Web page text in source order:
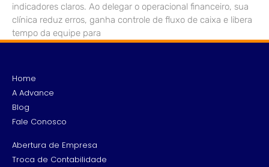
indicadores claros. Ao delegar o operacional financeiro, sua
clínica reduz erros, ganha controle de fluxo de caixa e libera
tempo da equipe para
Home
A Advance
Blog
Fale Conosco
Abertura de Empresa
Troca de Contabilidade